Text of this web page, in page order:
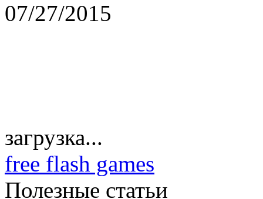
07/27/2015
загрузка...
free flash games
Полезные статьи